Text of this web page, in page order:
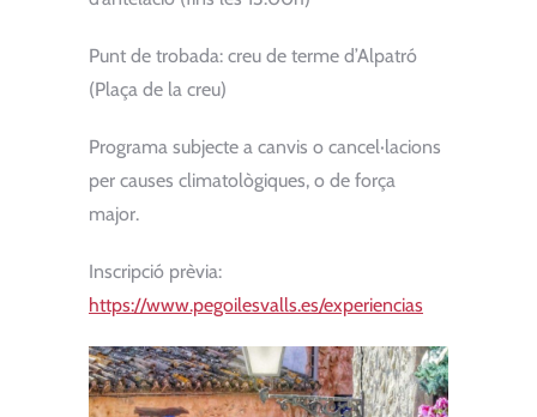
Punt de trobada: creu de terme d’Alpatró
(Plaça de la creu)
Programa subjecte a canvis o cancel·lacions
per causes climatològiques, o de força
major.
Inscripció prèvia:
https://www.pegoilesvalls.es/experiencias